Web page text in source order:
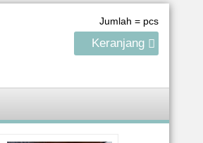
Jumlah = pcs
Keranjang